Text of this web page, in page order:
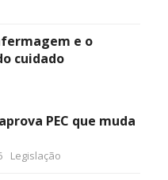
e o
cuidado
PEC que muda
Legislação